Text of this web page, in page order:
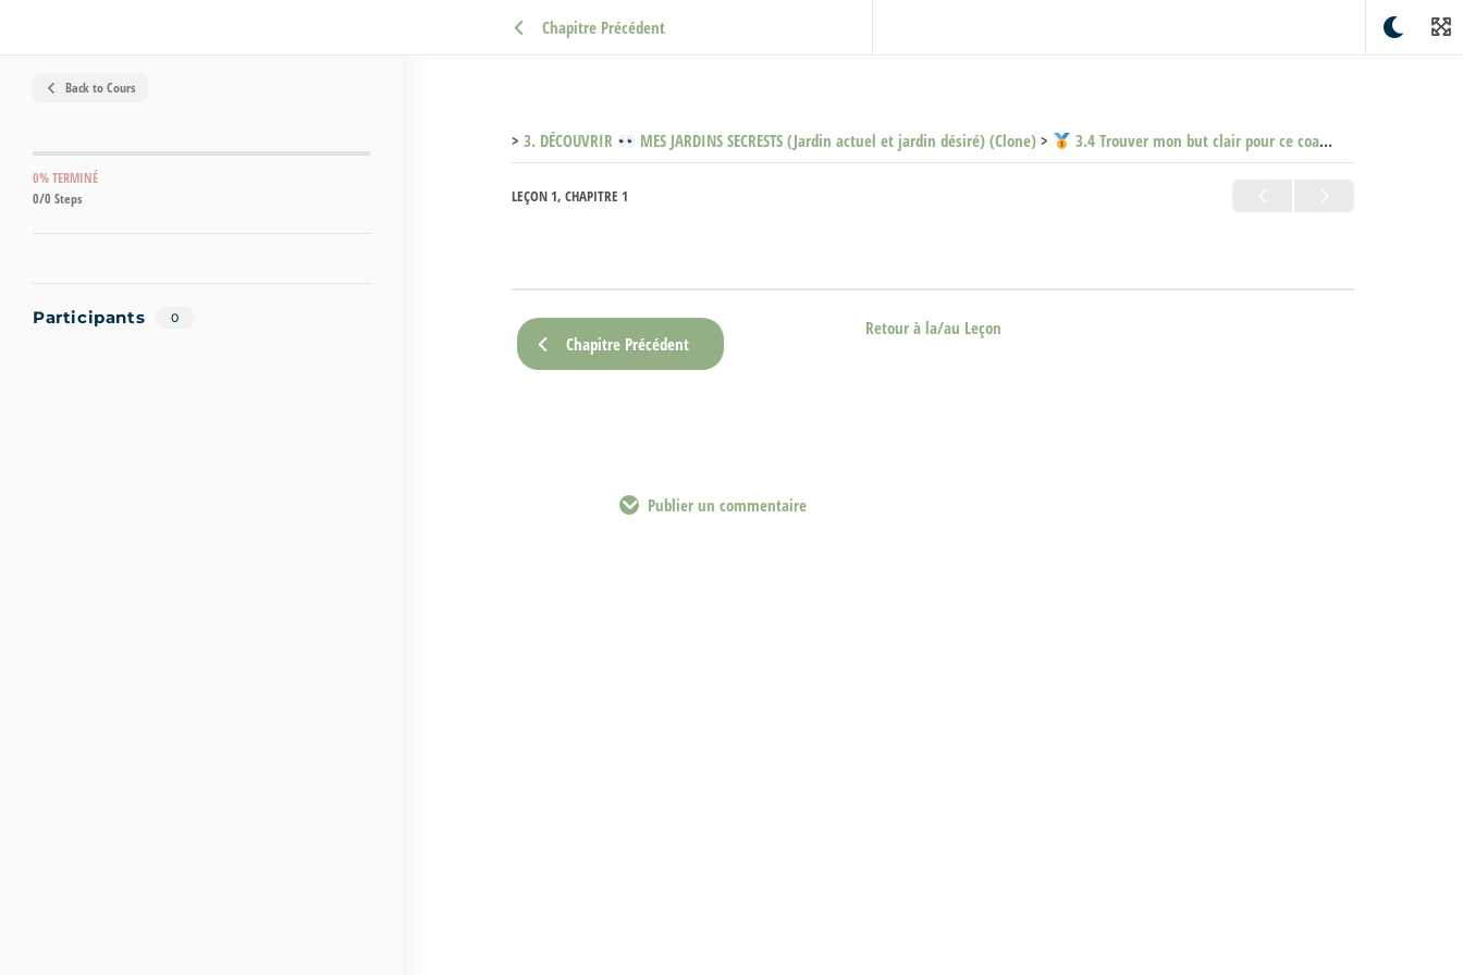
Back to Cours
0% TERMINÉ
0/0 Steps
Participants 0
Chapitre Précédent
3. DÉCOUVRIR MES JARDINS SECRESTS (Jardin actuel et jardin désiré) (Clone) 3.4 Trouver mon but clair pour ce coaching (Clone)
LEÇON 1, CHAPITRE 1
Chapitre Précédent
Retour à la/au Leçon
Publier un commentaire